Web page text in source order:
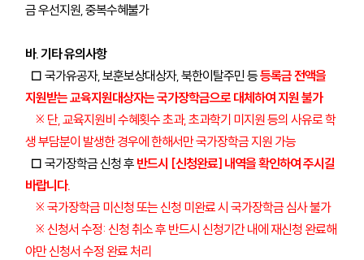
금 우선지원, 중복수혜불가
바. 기타 유의사항
□ 국가유공자, 보훈보상대상자, 북한이탈주민 등등록금 전액을
지원받는 교육지원대상자는 국가장학금으로 대체하여 지원 불가
※ 단, 교육지원비 수혜횟수 초과, 초과학기 미지원 등의 사유로 학
생 부담분이 발생한 경우에 한해서만 국가장학금 지원 가능
□ 국가장학금 신청 후 반드시 [신청완료] 내역을 확인하여 주시길
바랍니다.
※ 국가장학금 미신청 또는 신청 미완료 시 국가장학금 심사 불가
※ 신청서 수정: 신청 취소 후 반드시 신청기간 내에 재신청 완료해
야만 신청서 수정 완료 처리